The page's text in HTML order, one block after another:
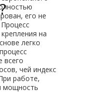
его не
на
легко
всего
чей индекс
работе,
мощность